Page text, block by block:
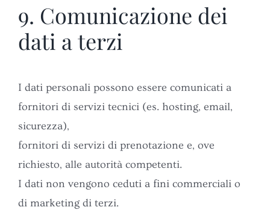
9. Comunicazione dei
dati a terzi
I dati personali possono essere comunicati a
fornitori di servizi tecnici (es. hosting, email,
sicurezza),
fornitori di servizi di prenotazione e, ove
richiesto, alle autorità competenti.
I dati non vengono ceduti a fini commerciali o
di marketing di terzi.